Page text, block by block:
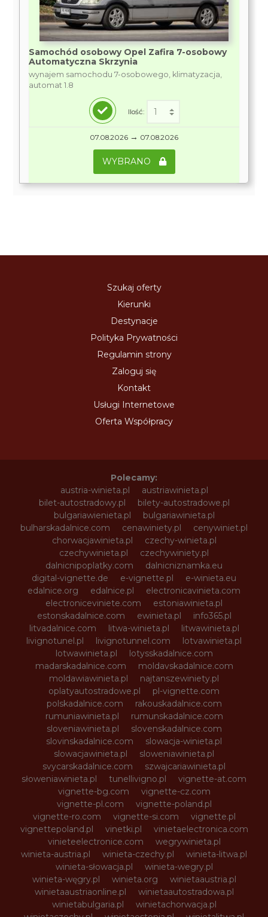
Samochód osobowy Opel Zafira 7-osobowy
Automatyczna Skrzynia
wynajem samochodu 7-osobowego, klimatyzacja,
automat 1.8
Ilość:
07.08.2026 → 07.08.2026
WYBRANO
Szukaj oferty
Kierunki
Destynacje
Polityka Prywatności
Regulamin strony
Zaloguj się
Kontakt
Usługi Internetowe
Oferta Współpracy
Polecamy:
austria-winieta.pl
austriawinieta.pl
bilet-autostradowy.pl
bilety-autostradowe.pl
bulgariawienieta.pl
bulgariawinieta.pl
bulharskadalnice.com
cenawiniety.pl
cenywiniet.pl
chorwacjawinieta.pl
czechy-winieta.pl
czechywinieta.pl
czechywiniety.pl
dalnicnipoplatky.com
dalnicniznamka.eu
digital-vignette.de
e-vignette.pl
e-winieta.eu
edalnice.org
edalnice.pl
electronicavinieta.com
electroniceviniete.com
estoniawinieta.pl
estonskadalnice.com
ewinieta.pl
info365.pl
litvadalnice.com
litwa-winieta.pl
litwawinieta.pl
livignotunel.pl
livignotunnel.com
lotvawinieta.pl
lotwawinieta.pl
lotysskadalnice.com
madarskadalnice.com
moldavskadalnice.com
moldawiawinieta.pl
najtanszewiniety.pl
oplatyautostradowe.pl
pl-vignette.com
polskadalnice.com
rakouskadalnice.com
rumuniawinieta.pl
rumunskadalnice.com
sloveniawinieta.pl
slovenskadalnice.com
slovinskadalnice.com
slowacja-winieta.pl
slowacjawinieta.pl
sloweniawinieta.pl
svycarskadalnice.com
szwajcariawinieta.pl
słoweniawinieta.pl
tunellivigno.pl
vignette-at.com
vignette-bg.com
vignette-cz.com
vignette-pl.com
vignette-poland.pl
vignette-ro.com
vignette-si.com
vignette.pl
vignettepoland.pl
vinetki.pl
vinietaelectronica.com
vinieteelectronice.com
wegrywinieta.pl
winieta-austria.pl
winieta-czechy.pl
winieta-litwa.pl
winieta-słowacja.pl
winieta-wegry.pl
winieta-węgry.pl
winieta.org
winietaaustria.pl
winietaaustriaonline.pl
winietaautostradowa.pl
winietabulgaria.pl
winietachorwacja.pl